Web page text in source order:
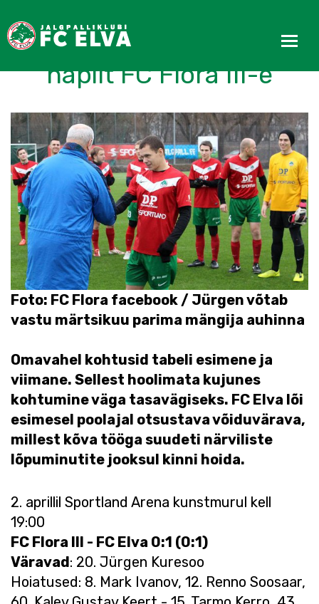
FC Elva võitis võõrsil
napilt FC Flora III-e
Foto: FC Flora facebook / Jürgen võtab
vastu märtsikuu parima mängija auhinna
Omavahel kohtusid tabeli esimene ja
viimane. Sellest hoolimata kujunes
kohtumine väga tasavägiseks. FC Elva lõi
esimesel poolajal otsustava võiduvärava,
millest kõva tööga suudeti närviliste
lõpuminutite jooksul kinni hoida.
2. aprillil Sportland Arena kunstmurul kell
19:00
FC Flora III - FC Elva 0:1 (0:1)
Väravad: 20. Jürgen Kuresoo
Hoiatused: 8. Mark Ivanov, 12. Renno Soosaar,